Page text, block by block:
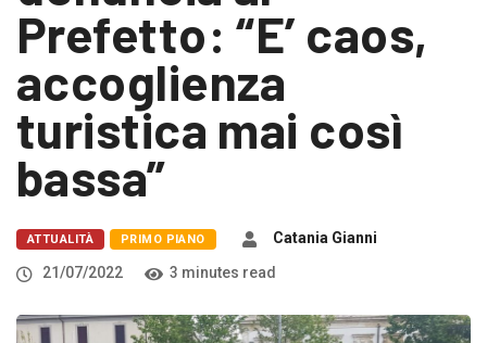
Prefetto: “E’ caos,
accoglienza
turistica mai così
bassa”
ATTUALITÀ PRIMO PIANO
Catania Gianni
21/07/2022
3 minutes read